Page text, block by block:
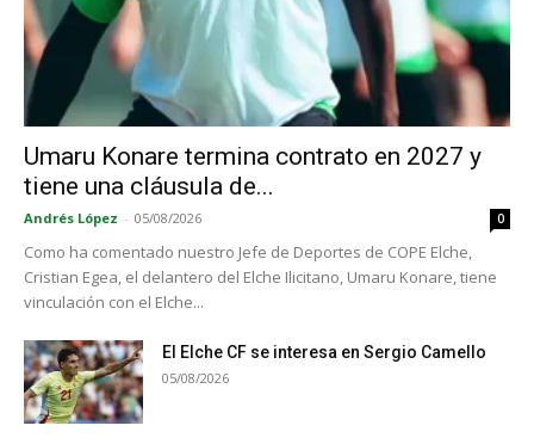
Umaru Konare termina contrato en 2027 y
tiene una cláusula de...
Andrés López - 05/08/2026 0
Como ha comentado nuestro Jefe de Deportes de COPE Elche,
Cristian Egea, el delantero del Elche Ilicitano, Umaru Konare, tiene
vinculación con el Elche...
El Elche CF se interesa en Sergio Camello
05/08/2026